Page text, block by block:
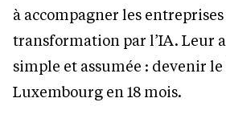
à accompagner les
transformation par l’IA. Leur
simple et assumée : devenir
Luxembourg en 18 mois.